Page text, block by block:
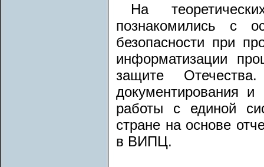
На
познакомились с
безопасности при
информатизации
защите
документирования и
работы с единой
стране на основе
в ВИПЦ.